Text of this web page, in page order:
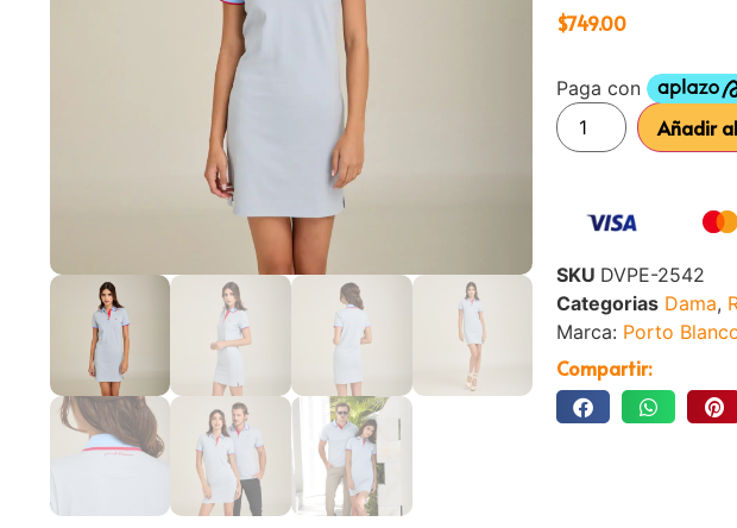
$749.00
Añadir
SKU DVPE-2542
Categorias Dama,
Marca: Porto
Compartir: